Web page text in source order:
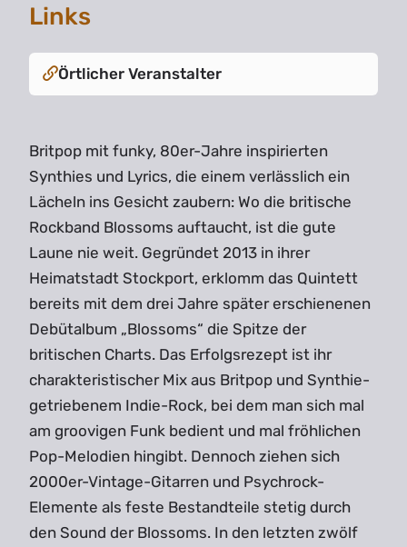
Links
Örtlicher Veranstalter
Britpop mit funky, 80er-Jahre inspirierten
Synthies und Lyrics, die einem verlässlich ein
Lächeln ins Gesicht zaubern: Wo die britische
Rockband Blossoms auftaucht, ist die gute
Laune nie weit. Gegründet 2013 in ihrer
Heimatstadt Stockport, erklomm das Quintett
bereits mit dem drei Jahre später erschienenen
Debütalbum „Blossoms“ die Spitze der
britischen Charts. Das Erfolgsrezept ist ihr
charakteristischer Mix aus Britpop und Synthie-
getriebenem Indie-Rock, bei dem man sich mal
am groovigen Funk bedient und mal fröhlichen
Pop-Melodien hingibt. Dennoch ziehen sich
2000er-Vintage-Gitarren und Psychrock-
Elemente als feste Bestandteile stetig durch
den Sound der Blossoms. In den letzten zwölf